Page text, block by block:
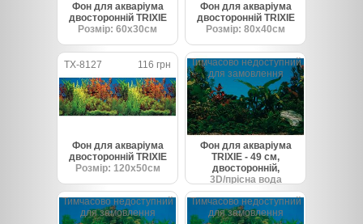
Фон для акваріума
двосторонній TRIXIE
Розмір: 60х30см
Фон для акваріума
двосторонній TRIXIE
Розмір: 80х40см
TX-8127 116 грн
Фон для акваріума
двосторонній TRIXIE
Розмір: 120х50см
Тимчасово недоступний
для замовлення
Фон для акваріума
TRIXIE - 49 см,
двосторонній,
3D/прісна вода
Тимчасово недоступний
для замовлення
Тимчасово недоступний
для замовлення